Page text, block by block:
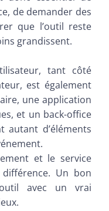
de demander des
que l’outil reste
grandissent.
tant côté
est également
une application
et un back-office
d’éléments
et le service
Un bon
avec un vrai